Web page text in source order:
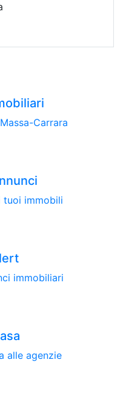
Carrara
tuoi immobili
immobiliari
alle agenzie